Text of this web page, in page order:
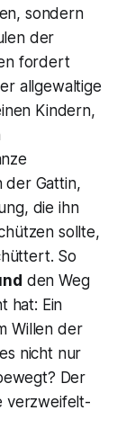
sondern
der
fordert
allgewaltige
Kindern,
der Gattin,
die ihn
sollte,
So
den Weg
hat: Ein
Willen der
nicht nur
Der
verzweifelt-